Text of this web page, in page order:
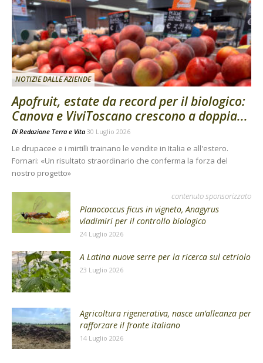
NOTIZIE DALLE AZIENDE
Apofruit, estate da record per il biologico:
Canova e ViviToscano crescono a doppia...
Di Redazione Terra e Vita 30 Luglio 2026
Le drupacee e i mirtilli trainano le vendite in Italia e all'estero.
Fornari: «Un risultato straordinario che conferma la forza del
nostro progetto»
contenuto sponsorizzato
Planococcus ficus in vigneto, Anagyrus
vladimiri per il controllo biologico
24 Luglio 2026
A Latina nuove serre per la ricerca sul cetriolo
23 Luglio 2026
Agricoltura rigenerativa, nasce un’alleanza per
rafforzare il fronte italiano
14 Luglio 2026